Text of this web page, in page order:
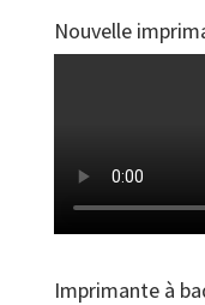
Nouvelle
Imprimante à